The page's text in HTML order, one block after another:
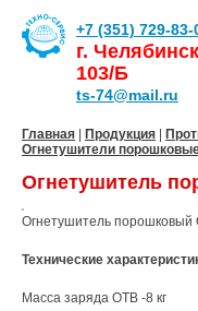
+7 (351) 729-83-
г.
103/Б
ts-74@mail.ru
Главная Продукция
Огнетушители
Огнетушитель
Огнетушитель
Технические
Масса заряда ОТВ -8 кг